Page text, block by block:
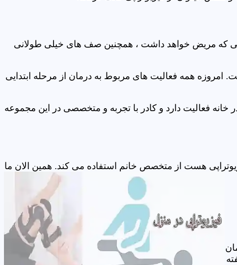
که مریض خواهد داشت ، همچنین صف های خیلی طولانی
همه فعالیت های مربوط به درمان از مرحله ابتدایی
فعالیت دارد و کادر با تجربه و متخصصی در این مجموعه
هست از متخصص خانم استفاده می کند. همین الان ما